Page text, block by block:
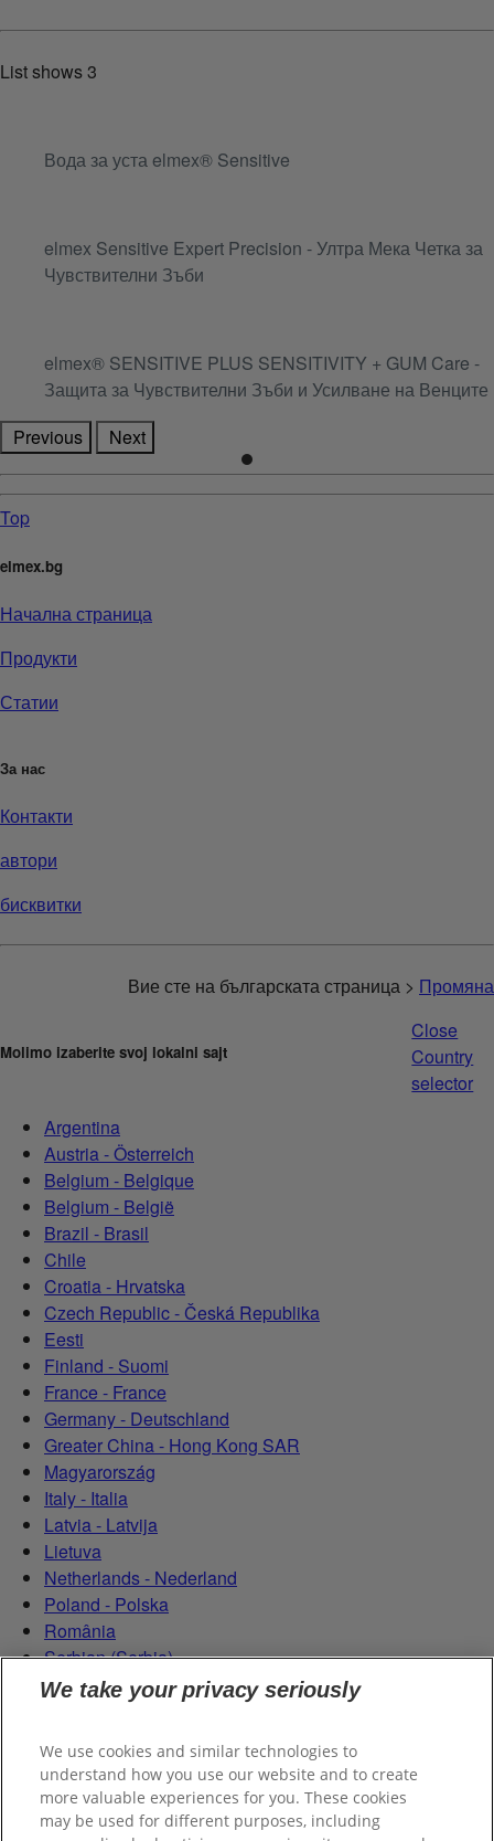
List shows3
Вода за уста elmex® Sensitive
elmex Sensitive Expert Precision - Ултра Мека Четка за
Чувствителни Зъби
elmex® SENSITIVE PLUS SENSITIVITY + GUM Care -
Защита за Чувствителни Зъби и Усилване на Венците
Previous
Next
Top
elmex.bg
Начална страница
Продукти
Статии
За нас
Контакти
автори
бисквитки
Вие сте на българската страница > Промяна
Molimo izaberite svoj lokalni sajt
Close
Country
selector
Argentina
Austria - Österreich
Belgium - Belgique
Belgium - België
Brazil - Brasil
Chile
Croatia - Hrvatska
Czech Republic - Česká Republika
Eesti
Finland - Suomi
France - France
Germany - Deutschland
Greater China - Hong Kong SAR
Magyarország
Italy - Italia
Latvia - Latvija
Lietuva
Netherlands - Nederland
Poland - Polska
România
Serbian (Serbia)
Slovensko
Switzerland (Suisse)
We take your privacy seriously
We use cookies and similar technologies to
understand how you use our website and to create
more valuable experiences for you. These cookies
may be used for different purposes, including